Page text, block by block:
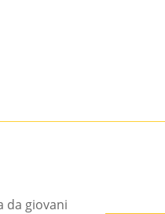
da giovani